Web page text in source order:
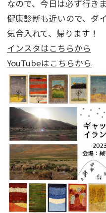
なので、今日は必ず行き
健康診断も近いので、ダ
気合入れて、帰ります！
インスタはこちらから
YouTubeはこちらから